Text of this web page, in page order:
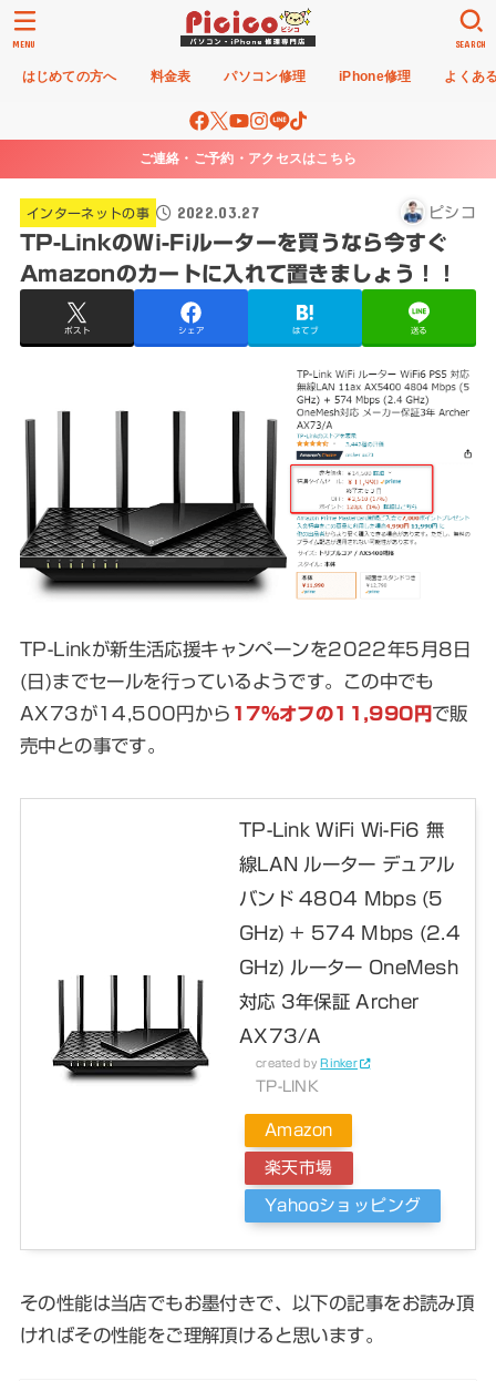
はじめての方へ 料金表 パソコン修理 iPhone修理 よくあ
SEARCH
MENU
ご連絡・ご予約・アクセスはこちら
インターネットの事 2022.03.27 ピシコ
TP-LinkのWi-Fiルーターを買うなら今すぐ
Amazonのカートに入れて置きましょう！！
ポスト シェア はてブ 送る
TP-Linkが新生活応援キャンペーンを2022年5月8日
(日)までセールを行っているようです。この中でも
AX73が14,500円から 17％オフの11,990円 で販
売中との事です。
TP-Link WiFi Wi-Fi6 無
線LAN ルーター デュアル
バンド 4804 Mbps (5
GHz) + 574 Mbps (2.4
GHz) ルーター OneMesh
対応 3年保証 Archer
AX73/A
created by Rinker
TP-LINK
Amazon
楽天市場
Yahooショッピング
その性能は当店でもお墨付きで、以下の記事をお読み頂
ければその性能をご理解頂けると思います。